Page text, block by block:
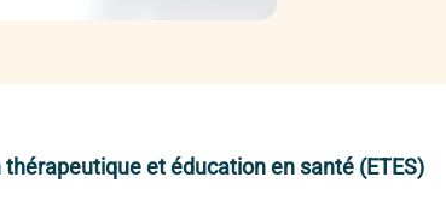
et éducation en santé (ETES)